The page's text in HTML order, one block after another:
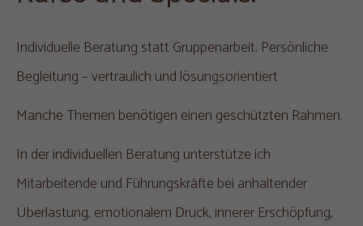
Individuelle Beratung statt Gruppenarbeit. Persönliche
Begleitung – vertraulich und lösungsorientiert
Manche Themen benötigen einen geschützten Rahmen.
In der individuellen Beratung unterstütze ich
Mitarbeitende und Führungskräfte bei anhaltender
Überlastung, emotionalem Druck, innerer Erschöpfung,